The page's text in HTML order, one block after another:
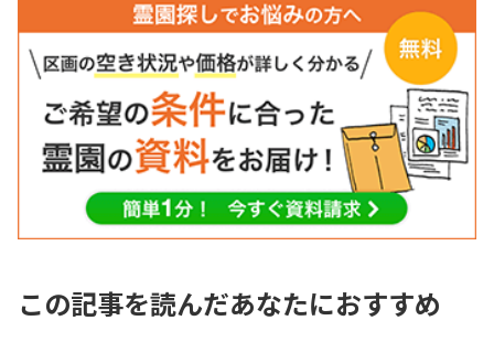
この記事を読んだあなたにおすすめ